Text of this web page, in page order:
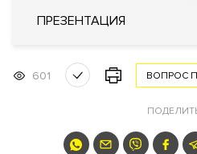
Кондиционирование
ПРЕЗЕНТАЦИЯ
601 ВОПРОС